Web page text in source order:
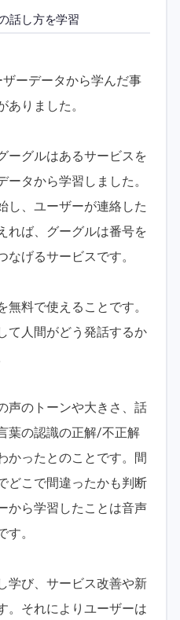
話し方を学習
ーデータから学んだ事
りました。
ーグルはあるサービスを
タから学習しました。
し、ユーザーが連絡した
れば、グーグルは番号を
げるサービスです。
料で使えることです。
て人間がどう発話するか
声のトーンや大きさ、話
葉の認識の正解/不正解
かったとのことです。間
どこで間違ったかも判断
から学習したことは音声
。
学び、サービス改善や新
。それによりユーザーは